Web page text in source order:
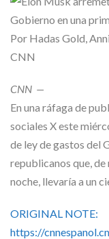
Por Hadas Gold,
CNN
CNN —
En una ráfaga de
sociales X este
de ley de gastos del
republicanos que,
noche, llevaría a un
ORIGINAL NOTE:
https://